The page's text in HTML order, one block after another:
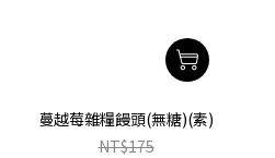
蔓越莓雜糧饅頭(無糖)(素)
NT$175